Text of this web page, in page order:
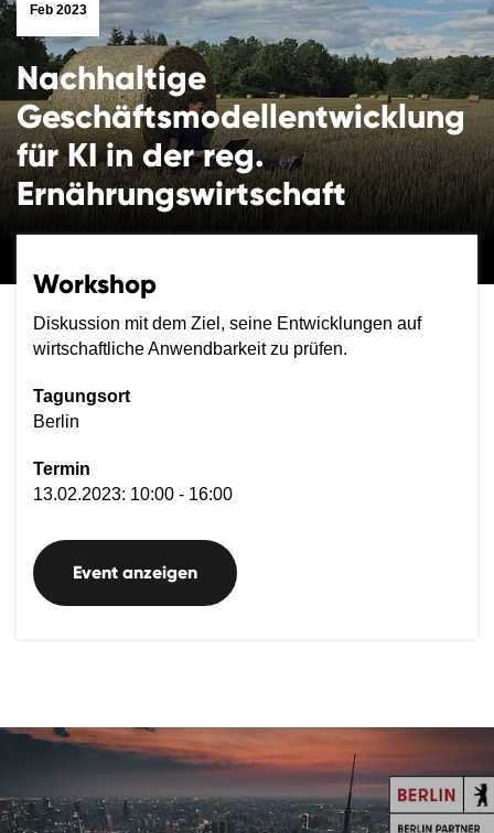
Feb 2023
Nachhaltige
Geschäftsmodellentwicklung
für KI in der reg.
Ernährungswirtschaft
Workshop
Diskussion mit dem Ziel, seine Entwicklungen auf
wirtschaftliche Anwendbarkeit zu prüfen.
Tagungsort
Berlin
Termin
13.02.2023: 10:00 - 16:00
Event anzeigen